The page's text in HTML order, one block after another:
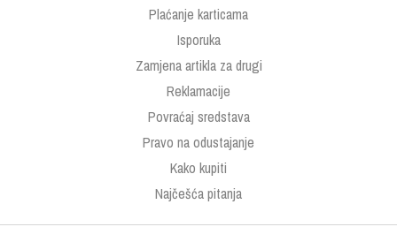
Plaćanje karticama
Isporuka
Zamjena artikla za drugi
Reklamacije
Povraćaj sredstava
Pravo na odustajanje
Kako kupiti
Najčešća pitanja